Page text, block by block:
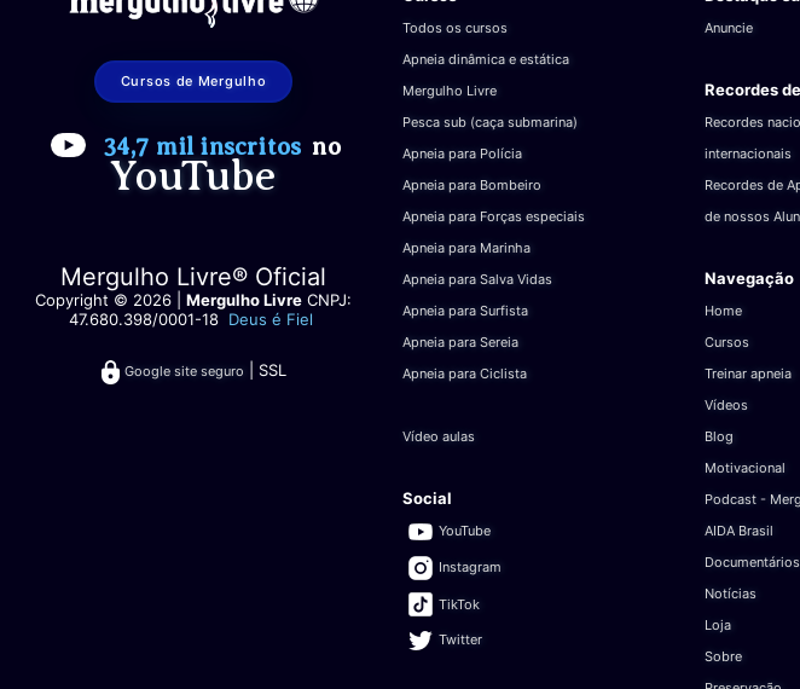
Cursos de Mergulho
34,7 mil inscritos no
YouTube
Mergulho Livre® Oficial
Copyright © 2026 |Mergulho Livre CNPJ:
47.680.398/0001-18 Deus é Fiel
Google site seguro | SSL
Todos os cursos
Apneia dinâmica e estática
Mergulho Livre
Pesca sub (caça submarina)
Apneia para Polícia
Apneia para Bombeiro
Apneia para Forças especiais
Apneia para Marinha
Apneia para Salva Vidas
Apneia para Surfista
Apneia para Sereia
Apneia para Ciclista
Vídeo aulas
Social
YouTube
Instagram
TikTok
Twitter
Anuncie
Recordes
Recordes
internacionais
Recordes de
de nossos
Navegação
Home
Cursos
Treinar apneia
Vídeos
Blog
Motivacional
Podcast -
AIDA Brasil
Documentários
Notícias
Loja
Sobre